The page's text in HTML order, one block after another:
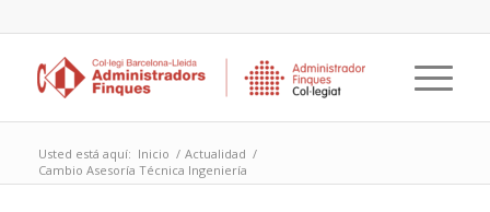
Usted está aquí: Inicio / Actualidad /
Cambio Asesoría Técnica Ingeniería